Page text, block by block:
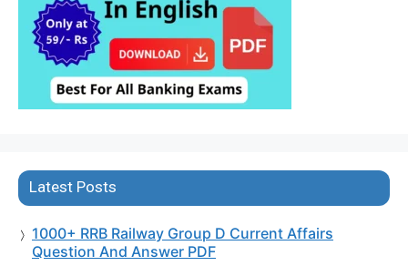
Latest Posts
1000+ RRB Railway Group D Current Affairs
Question And Answer PDF